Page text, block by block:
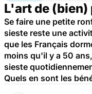
L'art de
Se faire une petite
sieste reste une
que les Français
moins qu'il y a 50
sieste
Quels en sont les